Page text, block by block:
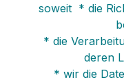
soweit * die
* die
deren
* wir die